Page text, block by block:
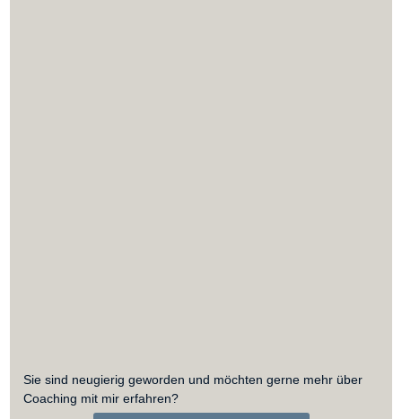
Sie sind neugierig geworden und möchten gerne mehr über
Coaching mit mir erfahren?